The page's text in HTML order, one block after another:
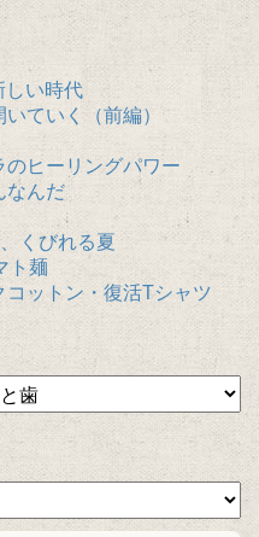
しい時代
ていく（前編）
ヒーリングパワー
なんだ
くびれる夏
ト麺
ットン・復活Tシャツ